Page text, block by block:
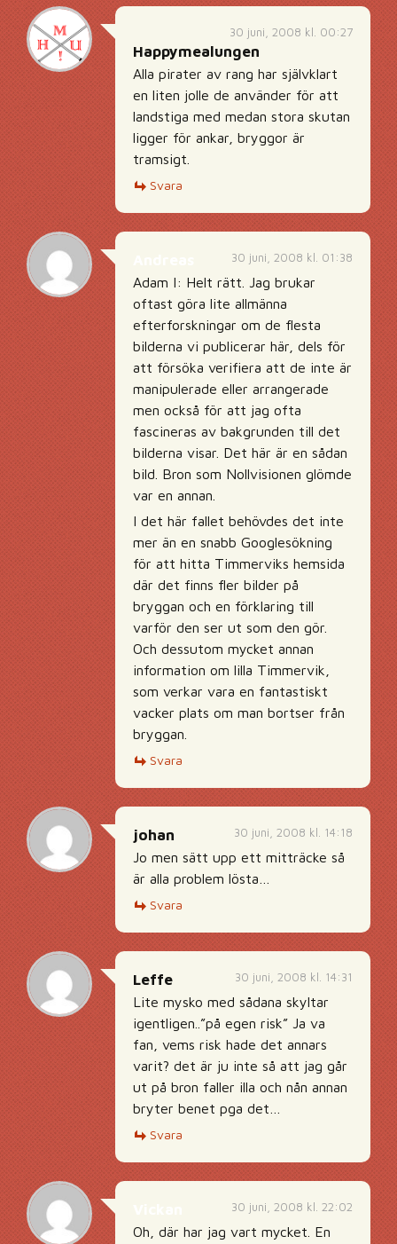
30 juni, 2008 kl. 00:27
Happymealungen
Alla pirater av rang har självklart
en liten jolle de använder för att
landstiga med medan stora skutan
ligger för ankar, bryggor är
tramsigt.
Svara
30 juni, 2008 kl. 01:38
Adam I: Helt rätt. Jag brukar
oftast göra lite allmänna
efterforskningar om de flesta
bilderna vi publicerar här, dels för
att försöka verifiera att de inte är
manipulerade eller arrangerade
men också för att jag ofta
fascineras av bakgrunden till det
bilderna visar. Det här är en sådan
bild. Bron som Nollvisionen glömde
var en annan.
I det här fallet behövdes det inte
mer än en snabb Googlesökning
för att hitta Timmerviks hemsida
där det finns fler bilder på
bryggan och en förklaring till
varför den ser ut som den gör.
Och dessutom mycket annan
information om lilla Timmervik,
som verkar vara en fantastiskt
vacker plats om man bortser från
bryggan.
Svara
30 juni, 2008 kl. 14:18
johan
Jo men sätt upp ett mitträcke så
är alla problem lösta…
Svara
30 juni, 2008 kl. 14:31
Leffe
Lite mysko med sådana skyltar
igentligen..”på egen risk” Ja va
fan, vems risk hade det annars
varit? det är ju inte så att jag går
ut på bron faller illa och nån annan
bryter benet pga det…
Svara
30 juni, 2008 kl. 22:02
Oh, där har jag vart mycket. En